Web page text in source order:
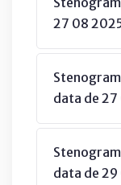
27 08
data de
data de